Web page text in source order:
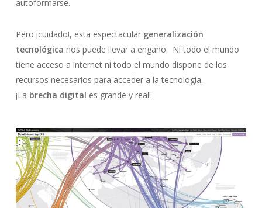
autoformarse.
Pero ¡cuidado!, esta espectacular generalización
tecnológica nos puede llevar a engaño. Ni todo el mundo
tiene acceso a internet ni todo el mundo dispone de los
recursos necesarios para acceder a la tecnología.
¡La brecha digital es grande y real!